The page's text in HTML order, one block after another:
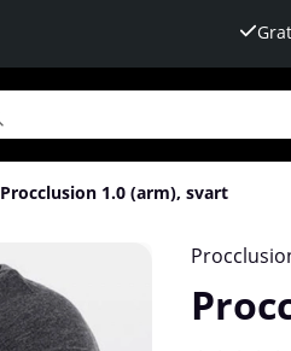
Procclusion 1.0 (arm), svart